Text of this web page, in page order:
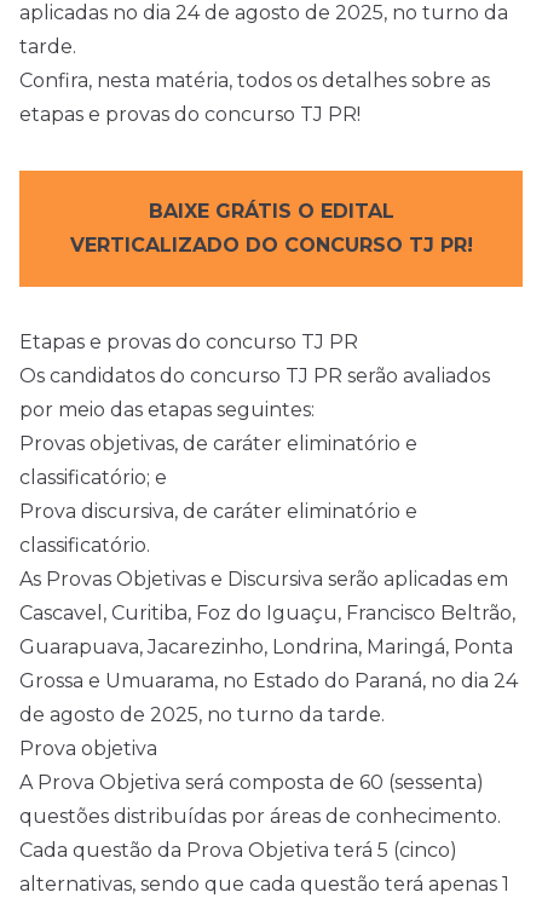
aplicadas no dia 24 de agosto de 2025, no turno da
tarde.
Confira, nesta matéria, todos os detalhes sobre as
etapas e provas do concurso TJ PR!
BAIXE GRÁTIS O EDITAL
VERTICALIZADO DO CONCURSO TJ PR!
Etapas e provas do concurso TJ PR
Os candidatos do concurso TJ PR serão avaliados
por meio das etapas seguintes:
Provas objetivas, de caráter eliminatório e
classificatório; e
Prova discursiva, de caráter eliminatório e
classificatório.
As Provas Objetivas e Discursiva serão aplicadas em
Cascavel, Curitiba, Foz do Iguaçu, Francisco Beltrão,
Guarapuava, Jacarezinho, Londrina, Maringá, Ponta
Grossa e Umuarama, no Estado do Paraná, no dia 24
de agosto de 2025, no turno da tarde.
Prova objetiva
A Prova Objetiva será composta de 60 (sessenta)
questões distribuídas por áreas de conhecimento.
Cada questão da Prova Objetiva terá 5 (cinco)
alternativas, sendo que cada questão terá apenas 1